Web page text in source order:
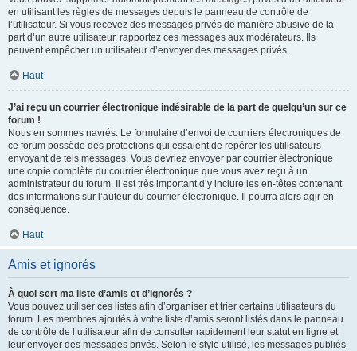
en utilisant les règles de messages depuis le panneau de contrôle de
l’utilisateur. Si vous recevez des messages privés de manière abusive de la
part d’un autre utilisateur, rapportez ces messages aux modérateurs. Ils
peuvent empêcher un utilisateur d’envoyer des messages privés.
Haut
J’ai reçu un courrier électronique indésirable de la part de quelqu’un sur ce
forum !
Nous en sommes navrés. Le formulaire d’envoi de courriers électroniques de
ce forum possède des protections qui essaient de repérer les utilisateurs
envoyant de tels messages. Vous devriez envoyer par courrier électronique
une copie complète du courrier électronique que vous avez reçu à un
administrateur du forum. Il est très important d’y inclure les en-têtes contenant
des informations sur l’auteur du courrier électronique. Il pourra alors agir en
conséquence.
Haut
Amis et ignorés
À quoi sert ma liste d’amis et d’ignorés ?
Vous pouvez utiliser ces listes afin d’organiser et trier certains utilisateurs du
forum. Les membres ajoutés à votre liste d’amis seront listés dans le panneau
de contrôle de l’utilisateur afin de consulter rapidement leur statut en ligne et
leur envoyer des messages privés. Selon le style utilisé, les messages publiés